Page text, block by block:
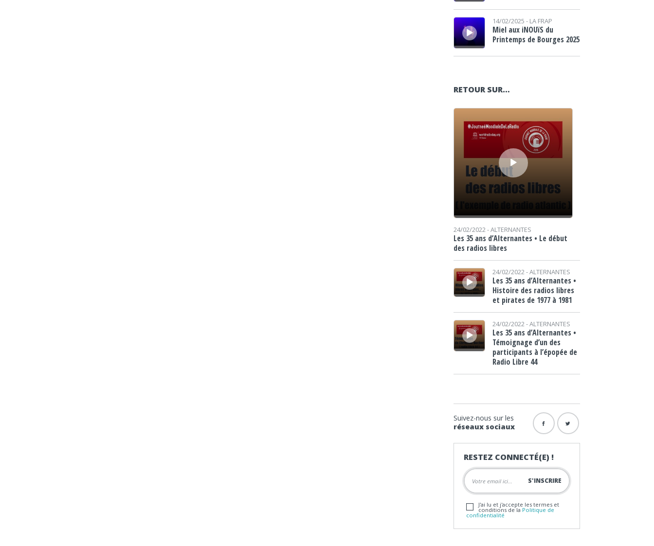
Lecteur audio 14/02/2025 - LA FRAP
Miel aux iNOUïS du
Printemps de Bourges 2025
RETOUR SUR…
Lecteur audio
24/02/2022 -ALTERNANTES
Les 35 ans d’Alternantes • Le début
des radios libres
Lecteur audio
24/02/2022 -ALTERNANTES
Les 35 ans d’Alternantes •
Histoire des radios libres
et pirates de 1977 à 1981
Lecteur audio
24/02/2022 -ALTERNANTES
Les 35 ans d’Alternantes •
Témoignage d’un des
participants à l’épopée de
Radio Libre 44
Suivez-nous sur les
réseaux sociaux
RESTEZ CONNECTÉ(E) !
J'ai lu et j'accepte les termes et
conditions de la Politique de
confidentialité